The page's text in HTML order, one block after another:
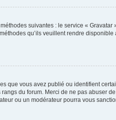
suivantes : le service « Gravatar
qu’ils veuillent rendre
que vous avez publié ou identifient
du forum. Merci de ne pas abuser
ou un modérateur pourra vous